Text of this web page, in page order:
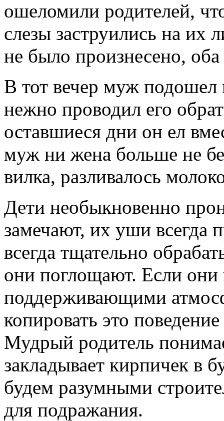
ошеломили родителей,
слезы заструились на их
не было произнесено, оба
В тот вечер муж подошел
нежно проводил его
оставшиеся дни он ел
муж ни жена больше не
вилка, разливалось
Дети необыкновенно
замечают, их уши всегда
всегда тщательно
они поглощают. Если они
поддерживающими
копировать это
Мудрый родитель
закладывает кирпичек в
будем разумными
для подражания.